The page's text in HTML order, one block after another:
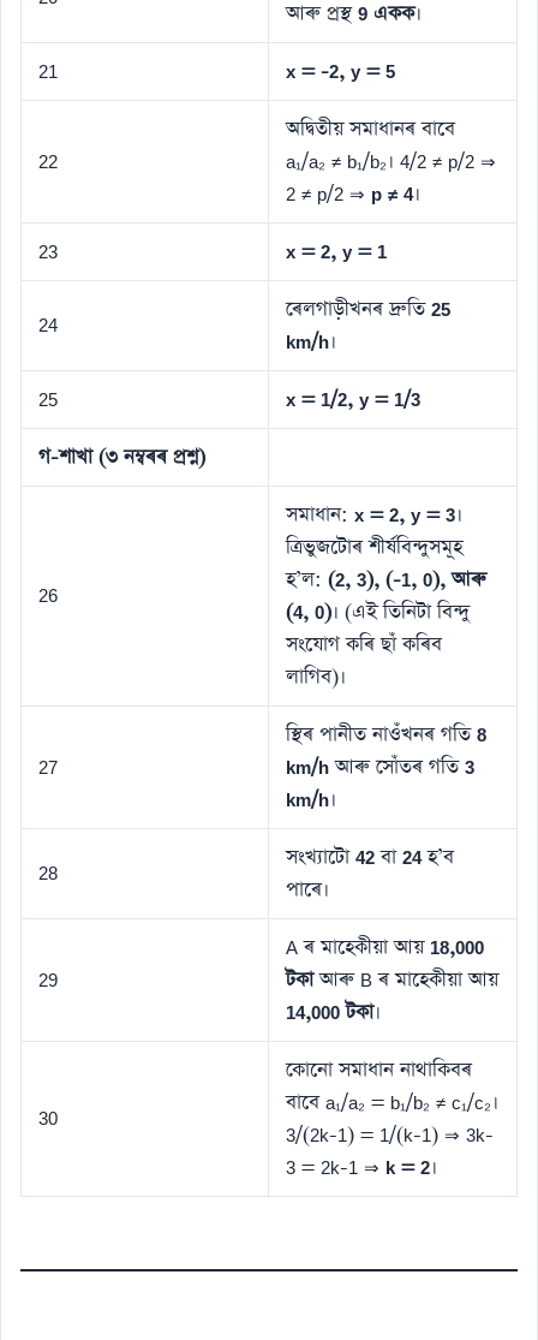
আৰু প্ৰস্থ9 একক।
21 x = -2, y = 5
22
অদ্বিতীয় সমাধানৰ বাবে
a₁/a₂ ≠ b₁/b₂। 4/2 ≠ p/2 ⇒
2 ≠ p/2 ⇒ p ≠ 4।
23 x = 2, y = 1
24
ৰেলগাড়ীখনৰ দ্ৰুতি25
km/h।
25 x = 1/2, y = 1/3
গ-শাখা (৩ নম্বৰৰ প্ৰশ্ন)
26
সমাধান: x = 2, y = 3।
ত্ৰিভুজটোৰ শীর্ষবিন্দুসমূহ
হ’ল: (2, 3), (-1, 0), আৰু
(4, 0)। (এই তিনিটা বিন্দু
সংযোগ কৰি ছাঁ কৰিব
লাগিব)।
27
স্থিৰ পানীত নাওঁখনৰ গতি8
km/hআৰু সোঁতৰ গতি3
km/h।
28
সংখ্যাটো42বা24হ’ব
পাৰে।
29
A ৰ মাহেকীয়া আয় 18,000
টকাআৰু B ৰ মাহেকীয়া আয়
14,000 টকা।
30
কোনো সমাধান নাথাকিবৰ
বাবে a₁/a₂ = b₁/b₂ ≠ c₁/c₂।
3/(2k-1) = 1/(k-1) ⇒ 3k-
3 = 2k-1 ⇒ k = 2।